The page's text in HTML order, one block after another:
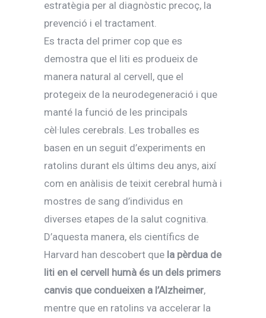
estratègia per al diagnòstic precoç, la
prevenció i el tractament.
Es tracta del primer cop que es
demostra que el liti es produeix de
manera natural al cervell, que el
protegeix de la neurodegeneració i que
manté la funció de les principals
cèl·lules cerebrals. Les troballes es
basen en un seguit d’experiments en
ratolins durant els últims deu anys, així
com en anàlisis de teixit cerebral humà i
mostres de sang d’individus en
diverses etapes de la salut cognitiva.
D’aquesta manera, els científics de
Harvard han descobert que la pèrdua de
liti en el cervell humà és un dels primers
canvis que condueixen a l’Alzheimer,
mentre que en ratolins va accelerar la